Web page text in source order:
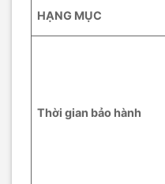
HẠNG MỤC
Thời gian bảo hành